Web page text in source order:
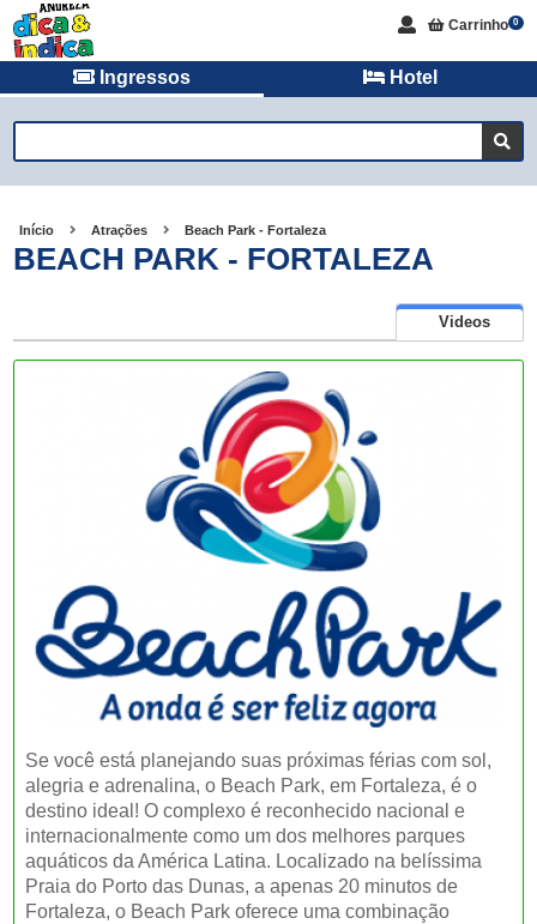
Carrinho 0
Ingressos Hotel
Início Atrações Beach Park - Fortaleza
BEACH PARK - FORTALEZA
Videos
Se você está planejando suas próximas férias com sol,
alegria e adrenalina, o Beach Park, em Fortaleza, é o
destino ideal! O complexo é reconhecido nacional e
internacionalmente como um dos melhores parques
aquáticos da América Latina. Localizado na belíssima
Praia do Porto das Dunas, a apenas 20 minutos de
Fortaleza, o Beach Park oferece uma combinação